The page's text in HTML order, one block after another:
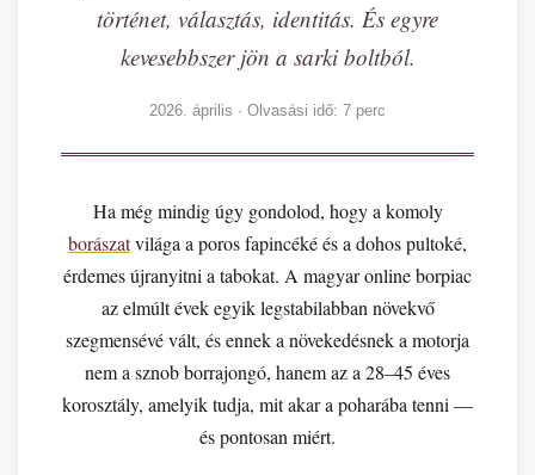
történet, választás, identitás. És egyre
kevesebbszer jön a sarki boltból.
2026. április · Olvasási idő: 7 perc
Ha még mindig úgy gondolod, hogy a komoly
borászatvilága a poros fapincéké és a dohos pultoké,
érdemes újranyitni a tabokat. A magyar online borpiac
az elmúlt évek egyik legstabilabban növekvő
szegmensévé vált, és ennek a növekedésnek a motorja
nem a sznob borrajongó, hanem az a 28–45 éves
korosztály, amelyik tudja, mit akar a poharába tenni —
és pontosan miért.